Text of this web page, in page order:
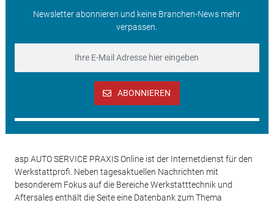
Newsletter abonnieren und keine Branchen-News mehr
verpassen.
ABONNIEREN
asp AUTO SERVICE PRAXIS Online ist der Internetdienst für den
Werkstattprofi. Neben tagesaktuellen Nachrichten mit
besonderem Fokus auf die Bereiche Werkstatttechnik und
Aftersales enthält die Seite eine Datenbank zum Thema